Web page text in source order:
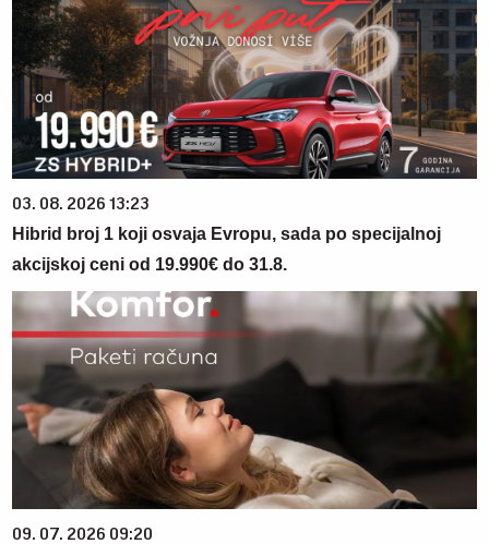
03. 08. 2026 13:23
Hibrid broj 1 koji osvaja Evropu, sada po specijalnoj
akcijskoj ceni od 19.990€ do 31.8.
09. 07. 2026 09:20